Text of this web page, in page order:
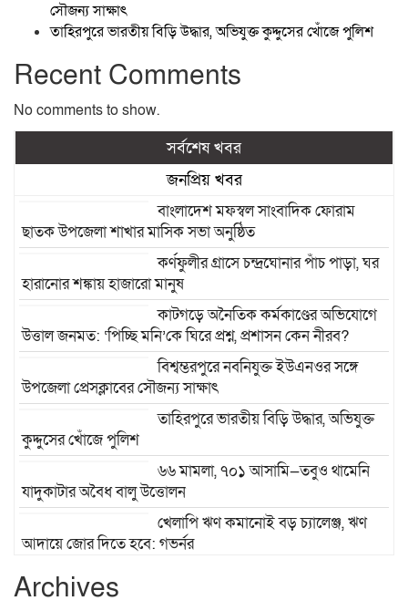
সৌজন্য সাক্ষাৎ
তাহিরপুরে ভারতীয় বিড়ি উদ্ধার, অভিযুক্ত কুদ্দুসের খোঁজে পুলিশ
Recent Comments
No comments to show.
সর্বশেষ খবর
জনপ্রিয় খবর
বাংলাদেশ মফস্বল সাংবাদিক ফোরাম
ছাতক উপজেলা শাখার মাসিক সভা অনুষ্ঠিত
কর্ণফুলীর গ্রাসে চন্দ্রঘোনার পাঁচ পাড়া, ঘর
হারানোর শঙ্কায় হাজারো মানুষ
কাটগড়ে অনৈতিক কর্মকাণ্ডের অভিযোগে
উত্তাল জনমত: ‘পিচ্ছি মনি’কে ঘিরে প্রশ্ন, প্রশাসন কেন নীরব?
বিশ্বম্ভরপুরে নবনিযুক্ত ইউএনওর সঙ্গে
উপজেলা প্রেসক্লাবের সৌজন্য সাক্ষাৎ
তাহিরপুরে ভারতীয় বিড়ি উদ্ধার, অভিযুক্ত
কুদ্দুসের খোঁজে পুলিশ
৬৬ মামলা, ৭০১ আসামি—তবুও থামেনি
যাদুকাটার অবৈধ বালু উত্তোলন
খেলাপি ঋণ কমানোই বড় চ্যালেঞ্জ, ঋণ
আদায়ে জোর দিতে হবে: গভর্নর
Archives